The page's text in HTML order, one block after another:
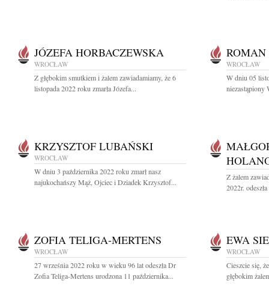
JÓZEFA HORBACZEWSKA
WROCŁAW
Z głębokim smutkiem i żalem zawiadamiamy, że 6
listopada 2022 roku zmarła Józefa...
ROMAN
WROCŁAW
W dniu 05
niezastąpiony
KRZYSZTOF LUBAŃSKI
WROCŁAW
W dniu 3 października 2022 roku zmarł nasz
najukochańszy Mąż, Ojciec i Dziadek Krzysztof...
Z żalem
2022r.
ZOFIA TELIGA-MERTENS
WROCŁAW
27 września 2022 roku w wieku 96 lat odeszła Dr
Zofia Teliga-Mertens urodzona 11 października...
EWA
WROCŁAW
Cieszcie się,
głębokim